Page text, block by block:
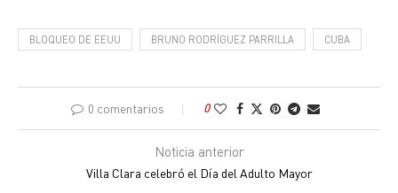
BLOQUEO DE EEUU BRUNO RODRÍGUEZ PARRILLA CUBA
0 comentarios 0
Noticia anterior
Villa Clara celebró el Día del Adulto Mayor